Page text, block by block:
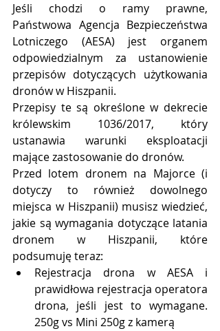
Jeśli chodzi o ramy prawne,
Państwowa Agencja Bezpieczeństwa
Lotniczego (AESA) jest organem
odpowiedzialnym za ustanowienie
przepisów dotyczących użytkowania
dronów w Hiszpanii.
Przepisy te są określone w dekrecie
królewskim 1036/2017, który
ustanawia warunki eksploatacji
mające zastosowanie do dronów.
Przed lotem dronem na Majorce (i
dotyczy to również dowolnego
miejsca w Hiszpanii) musisz wiedzieć,
jakie są wymagania dotyczące latania
dronem w Hiszpanii, które
podsumuję teraz:
Rejestracja drona w AESA i
prawidłowa rejestracja operatora
drona, jeśli jest to wymagane.
250g vs Mini 250g z kamerą